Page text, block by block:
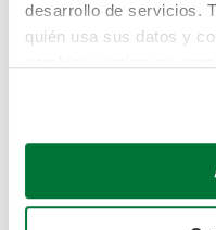
desarrollo de servicios.
quién usa sus datos y
Si lo permite, también
Recopilar
Pero puedes
buscando en alguno
Coches de segunda
Coches de km0